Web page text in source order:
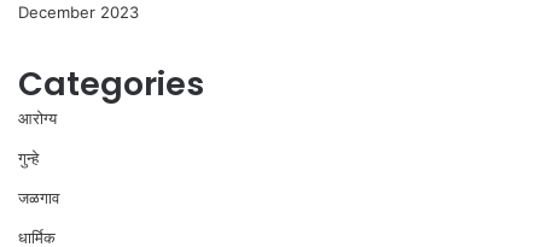
December 2023
Categories
आरोग्य
गुन्हे
जळगाव
धार्मिक